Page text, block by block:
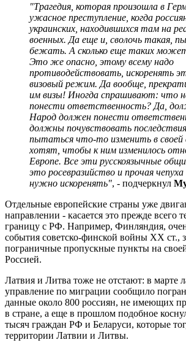
"Трагедия, которая произошла в
ужасное преступление, когда
украинских, находившихся там на
военных. Да еще и, сволочь такая,
бежать. А сколько еще таких
Это же опасно, этому всему надо
противодействовать, искоренять
визовый режим. Да вообще,
им визы! Иногда спрашивают: что
понести ответственность? Да,
Народ должен понести
должны почувствовать
пытаться что-то изменить в своей
хотят, чтобы к ним изменилось
Европе. Все эти русскоязычные
это росевразийство и прочая
нужно искоренять", - подчеркнул
Отдельные европейские страны уже
направлении - касается это прежде всего
границу с РФ. Например, Финляндия,
события советско-финской войны ХХ ст.,
пограничные пропускные пункты на
Россией.
Латвия и Литва тоже не отстают: в марте
управление по миграции сообщило
данные около 800 россиян, не имеющих
в стране, а еще в прошлом подобное
тысяч граждан РФ и Беларуси, которые
территории Латвии и Литвы.